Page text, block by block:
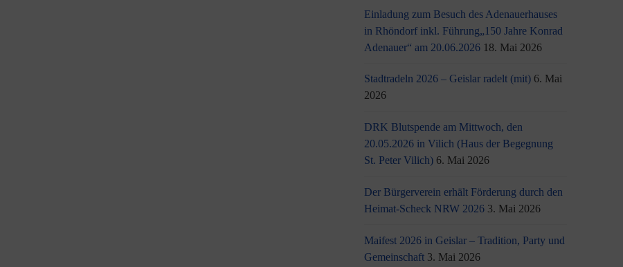
Einladung zum Besuch des Adenauerhauses
in Rhöndorf inkl. Führung„150 Jahre Konrad
Adenauer“ am 20.06.2026 18. Mai 2026
Stadtradeln 2026 – Geislar radelt (mit) 6. Mai
2026
DRK Blutspende am Mittwoch, den
20.05.2026 in Vilich (Haus der Begegnung
St. Peter Vilich) 6. Mai 2026
Der Bürgerverein erhält Förderung durch den
Heimat-Scheck NRW 2026 3. Mai 2026
Maifest 2026 in Geislar – Tradition, Party und
Gemeinschaft 3. Mai 2026